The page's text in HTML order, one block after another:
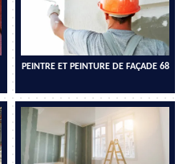
PEINTRE ET PEINTURE DE FAÇADE 68